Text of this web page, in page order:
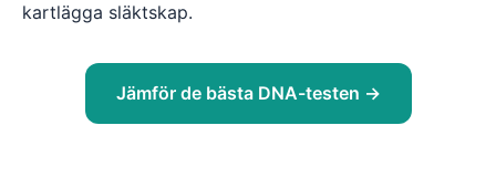
kartlägga släktskap.
Jämför de bästa DNA-testen →